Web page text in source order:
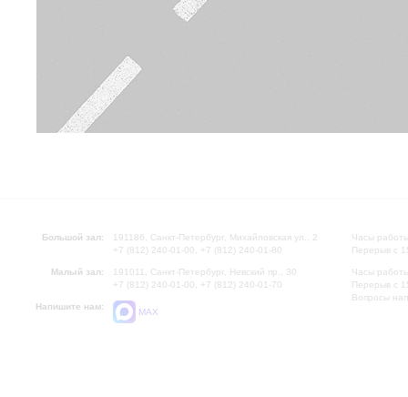
Большой зал:
191186, Санкт-Петербург, Михайловская ул., 2
+7 (812) 240-01-00, +7 (812) 240-01-80
Малый зал:
191011, Санкт-Петербург, Невский пр., 30
+7 (812) 240-01-00, +7 (812) 240-01-70
Напишите нам:
MAX
Часы
Перерыв с
Часы
Перерыв с
Вопросы